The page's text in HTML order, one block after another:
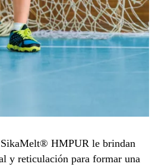
SikaMelt® HMPUR le brindan
y reticulación para formar una